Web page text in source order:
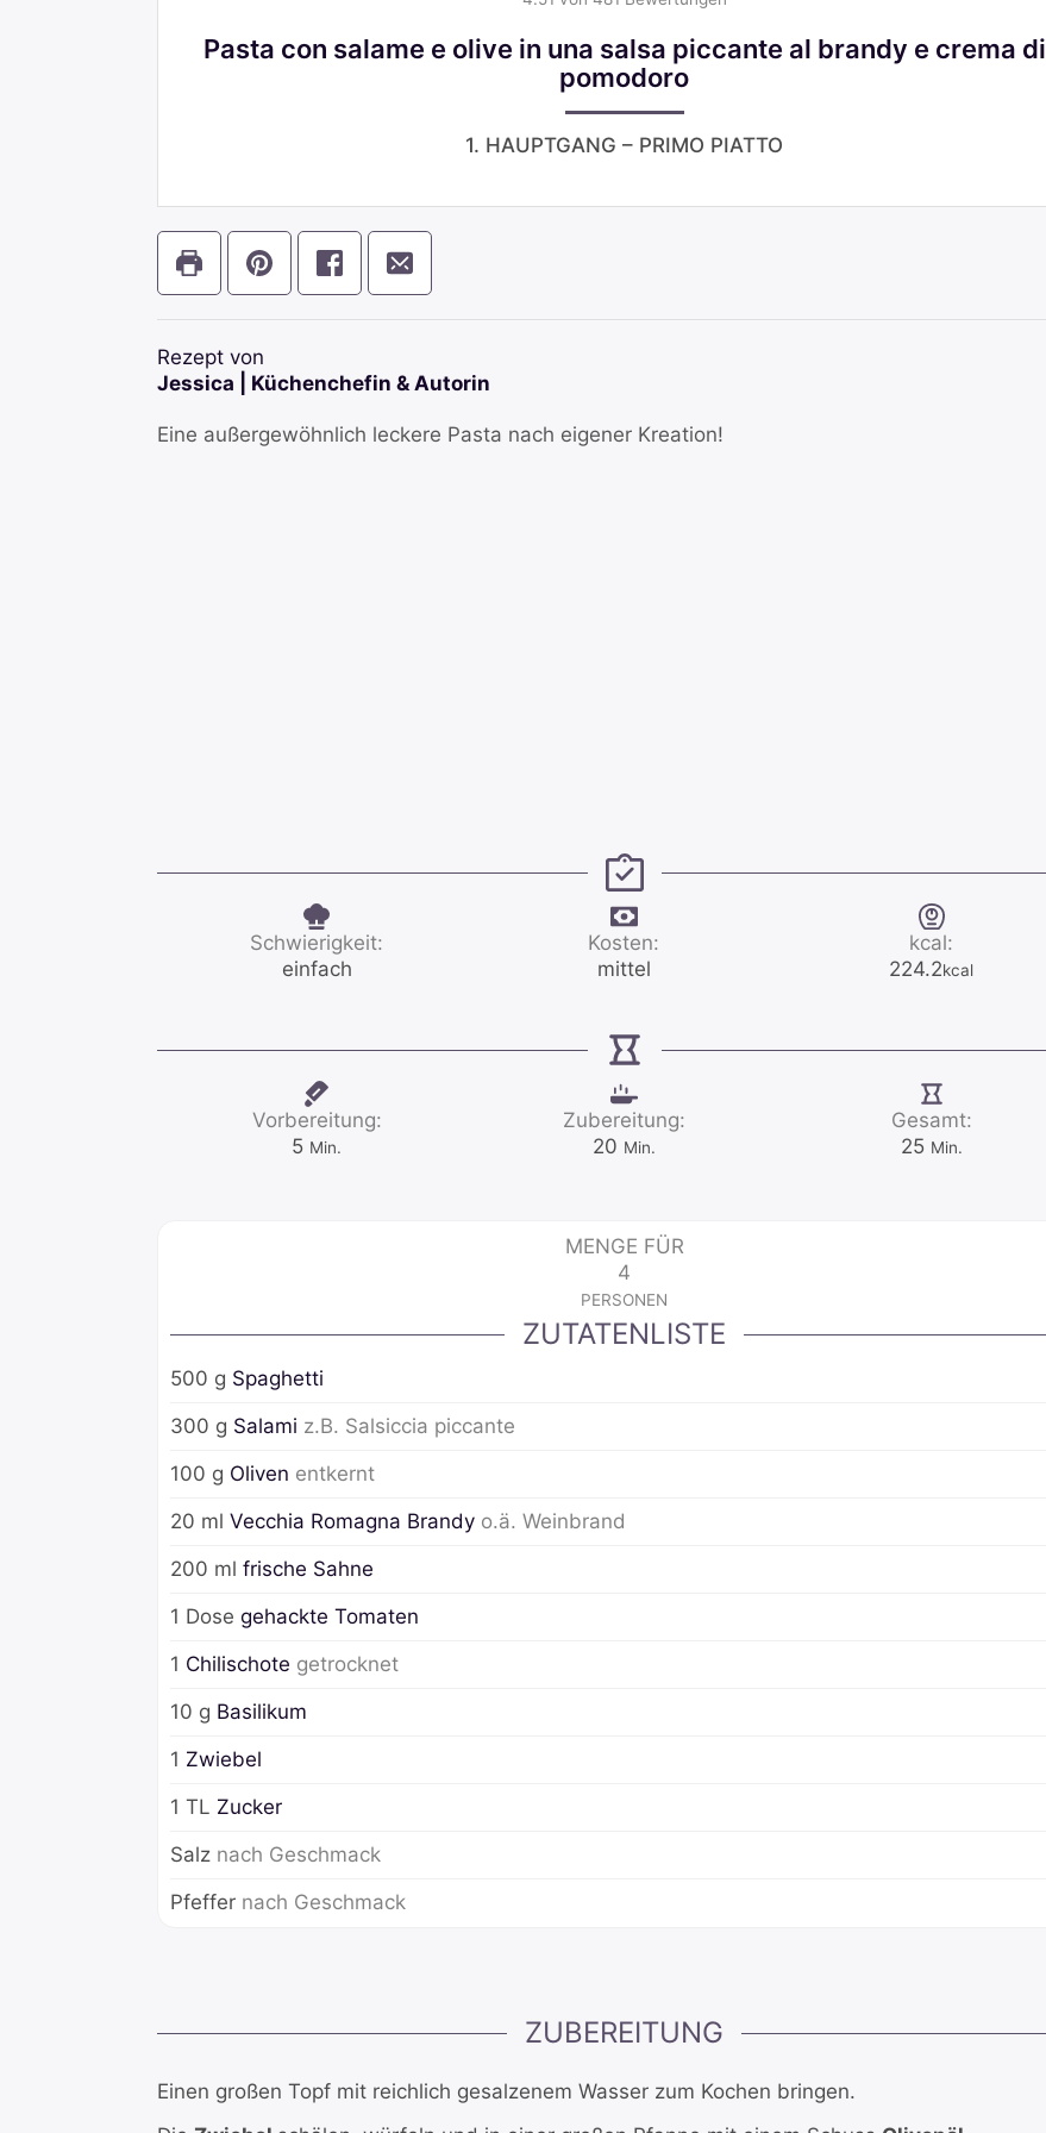
Pasta con salame e olive in una salsa piccante al brandy e crema di
pomodoro
1. HAUPTGANG – PRIMO PIATTO
Rezept von
Jessica | Küchenchefin & Autorin
Eine außergewöhnlich leckere Pasta nach eigener Kreation!
Schwierigkeit:
einfach
Kosten:
mittel
kcal:
224.2kcal
Vorbereitung:
5Minuten
Min.
Zubereitung:
20Minuten
Min.
Gesamt:
25Minuten
Min.
MENGE FÜR
4
PERSONEN
ZUTATENLISTE
500 g Spaghetti
300 g Salami z.B. Salsiccia piccante
100 g Oliven entkernt
20 ml Vecchia Romagna Brandy o.ä. Weinbrand
200 ml frische Sahne
1 Dose gehackte Tomaten
1 Chilischote getrocknet
10 g Basilikum
1 Zwiebel
1 TL Zucker
Salz nach Geschmack
Pfeffer nach Geschmack
ZUBEREITUNG
Einen großen Topf mit reichlich gesalzenem Wasser zum Kochen bringen.